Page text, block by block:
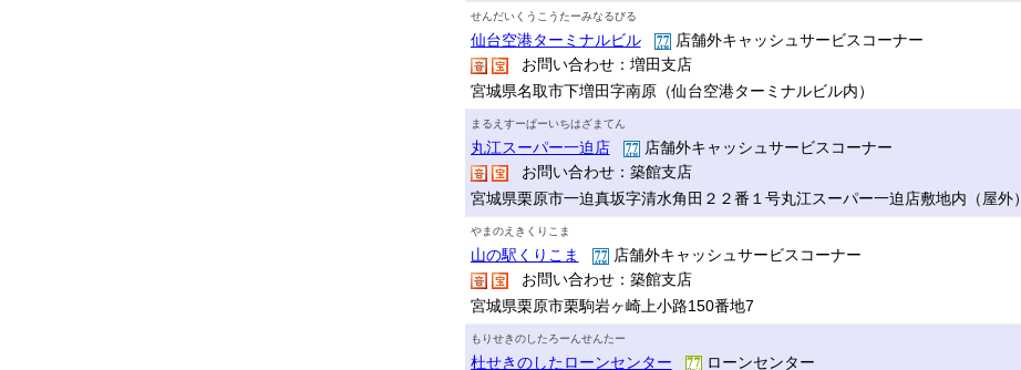
せんだいくうこうたーみなるびる
仙台空港ターミナルビル
店舗外キャッシュサービスコーナー
お問い合わせ：増田支店
宮城県名取市下増田字南原（仙台空港ターミナルビル内）
まるえすーぱーいちはざまてん
丸江スーパー一迫店
店舗外キャッシュサービスコーナー
お問い合わせ：築館支店
宮城県栗原市一迫真坂字清水角田２２番１号丸江スーパー一迫店敷地内（屋外）
やまのえきくりこま
山の駅くりこま
店舗外キャッシュサービスコーナー
お問い合わせ：築館支店
宮城県栗原市栗駒岩ヶ崎上小路150番地7
もりせきのしたろーんせんたー
杜せきのしたローンセンター ローンセンター